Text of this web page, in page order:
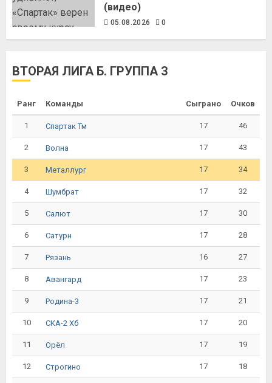
(видео)
05.08.2026 0
ВТОРАЯ ЛИГА Б. ГРУППА 3
Ранг Команды Сыграно Очков
1 Спартак Тм 17 46
2 Волна 17 43
3 Металлург 17 34
4 Шумбрат 17 32
5 Салют 17 30
6 Сатурн 17 28
7 Рязань 16 27
8 Авангард 17 23
9 Родина-3 17 21
10 СКА-2 Хб 17 20
11 Орёл 17 19
12 Строгино 17 18